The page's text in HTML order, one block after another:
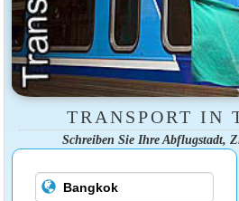
TRANSPORT IN
Schreiben Sie Ihre Abflugstadt,